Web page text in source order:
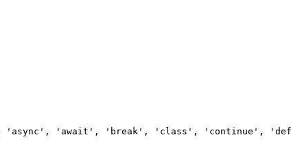
'async', 'await', 'break', 'class',